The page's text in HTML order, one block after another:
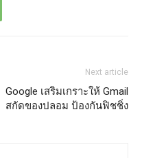
Next article
Google เสริมเกราะให้ Gmail
สกัดของปลอม ป้องกันฟิชชิ่ง